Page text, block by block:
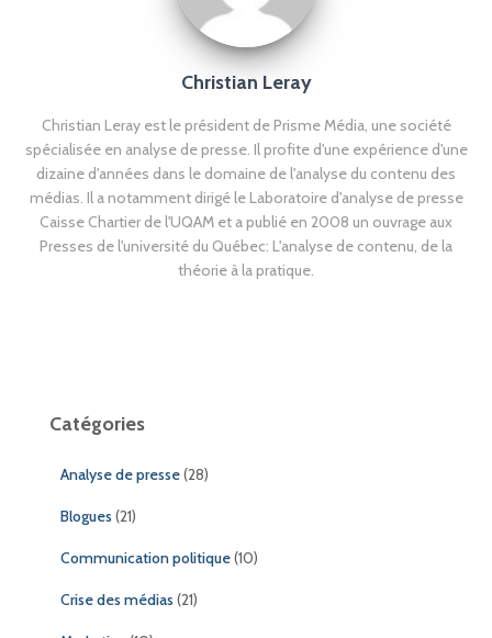
Christian Leray
Christian Leray est le président de Prisme Média, une société
spécialisée en analyse de presse. Il profite d'une expérience d'une
dizaine d'années dans le domaine de l'analyse du contenu des
médias. Il a notamment dirigé le Laboratoire d'analyse de presse
Caisse Chartier de l'UQAM et a publié en 2008 un ouvrage aux
Presses de l'université du Québec: L'analyse de contenu, de la
théorie à la pratique.
Catégories
Analyse de presse(28)
Blogues (21)
Communication politique(10)
Crise des médias (21)